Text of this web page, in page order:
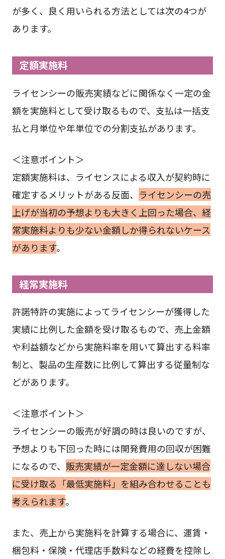
が多く、良く用いられる方法としては次の4つが
あります。
定額実施料
ライセンシーの販売実績などに関係なく一定の金
額を実施料として受け取るもので、支払は一括支
払と月単位や年単位での分割支払があります。
＜注意ポイント＞
定額実施料は、ライセンスによる収入が契約時に
確定するメリットがある反面、 ライセンシーの売
上げが当初の予想よりも大きく上回った場合、経
常実施料よりも少ない金額しか得られないケース
があります。
経常実施料
許諾特許の実施によってライセンシーが獲得した
実績に比例した金額を受け取るもので、売上金額
や利益額などから実施料率を用いて算出する料率
制と、製品の生産数に比例して算出する従量制な
どがあります。
＜注意ポイント＞
ライセンシーの販売が好調の時は良いのですが、
予想よりも下回った時には開発費用の回収が困難
になるので、 販売実績が一定金額に達しない場合
に受け取る「最低実施料」を組み合わせることも
考えられます。
また、売上から実施料を計算する場合に、運賃・
梱包料・保険・代理店手数料などの経費を控除し